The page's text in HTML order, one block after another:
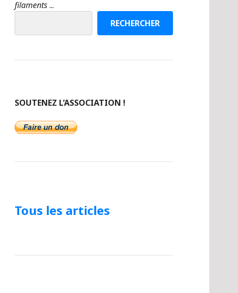
filaments...
RECHERCHER
SOUTENEZ L’ASSOCIATION !
Tous les articles